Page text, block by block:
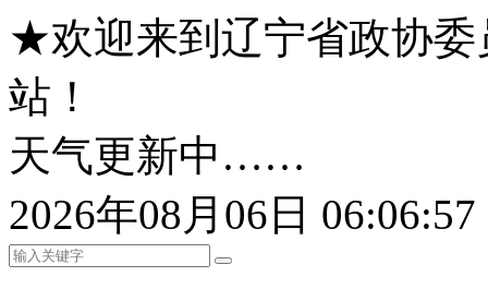
★欢迎来到辽宁省政协委
站！
天气更新中……
2026年08月06日